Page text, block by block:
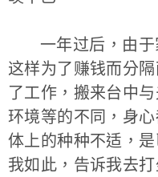
一年过后，由
这样为了赚钱而分
了工作，搬来台中
环境等的不同，身
体上的种种不适，
我如此，告诉我去